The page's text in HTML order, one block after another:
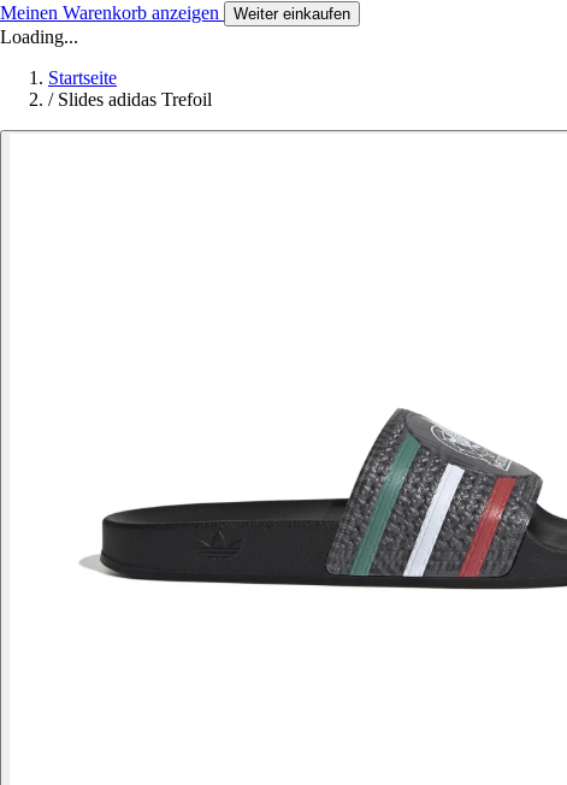
Meinen Warenkorb anzeigen Weiter einkaufen
Loading...
Startseite
/ Slides adidas Trefoil